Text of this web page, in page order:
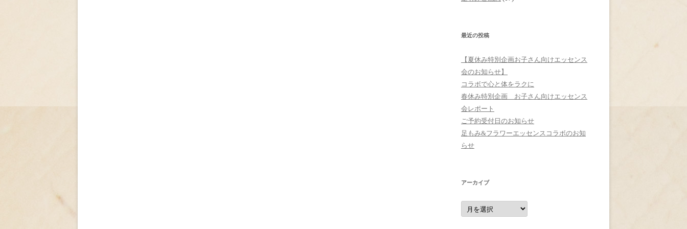
最近の投稿
【夏休み特別企画お子さん向けエッセンス
会のお知らせ】
コラボで心と体をラクに
春休み特別企画 お子さん向けエッセンス
会レポート
ご予約受付日のお知らせ
足もみ&フラワーエッセンスコラボのお知
らせ
アーカイブ
ア
ー
カ